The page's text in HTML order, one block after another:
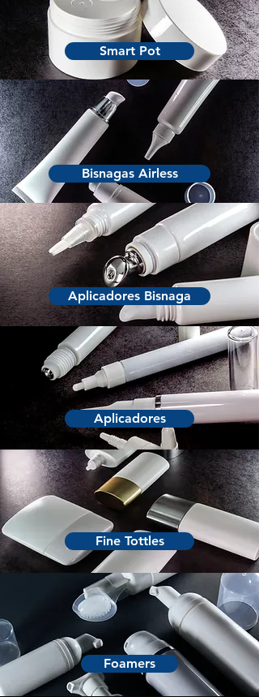
Smart Pot
Bisnagas Airless
Aplicadores Bisnaga
Aplicadores
Fine Tottles
Foamers